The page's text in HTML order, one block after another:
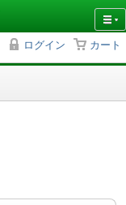
ログイン カート